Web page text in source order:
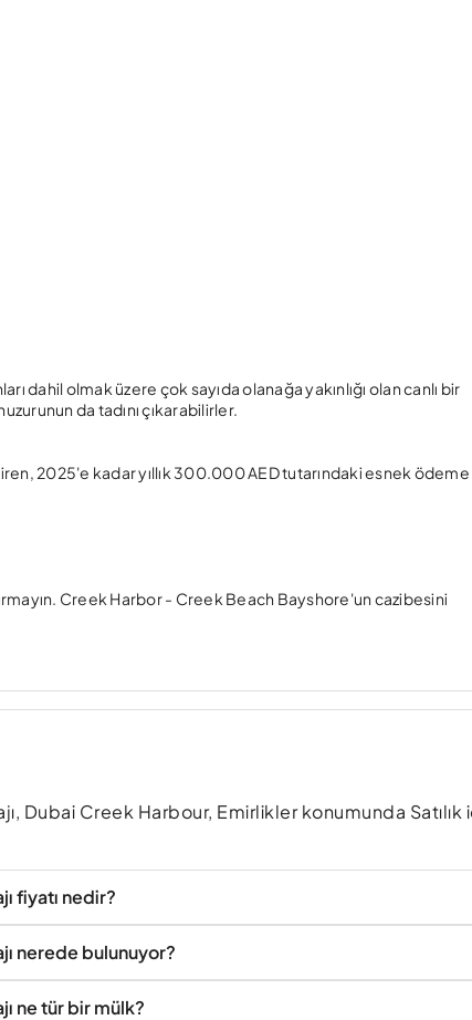
dahil olmak üzere çok sayıda olanağa yakınlığı olan canlı bir
da tadını çıkarabilirler.
2025'e kadar yıllık 300.000 AED tutarındaki esnek ödeme
Creek Harbor - Creek Beach Bayshore'un cazibesini
Dubai Creek Harbour, Emirlikler konumunda Satılık
fiyatı nedir?
nerede bulunuyor?
ne tür bir mülk?